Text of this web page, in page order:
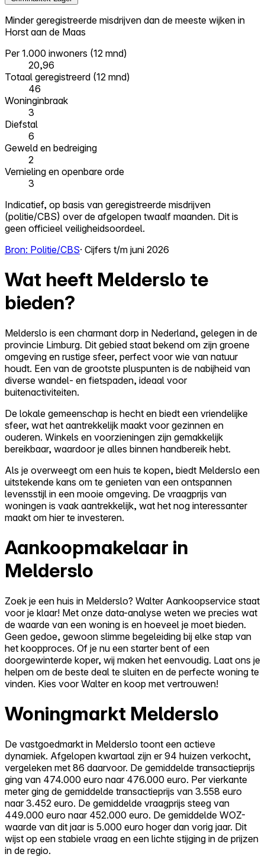
Minder geregistreerde misdrijven dan de meeste wijken in
Horst aan de Maas
Per 1.000 inwoners (12 mnd)
20,96
Totaal geregistreerd (12 mnd)
46
Woninginbraak
3
Diefstal
6
Geweld en bedreiging
2
Vernieling en openbare orde
3
Indicatief, op basis van geregistreerde misdrijven
(politie/CBS) over de afgelopen twaalf maanden. Dit is
geen officieel veiligheidsoordeel.
Bron: Politie/CBS· Cijfers t/m juni 2026
Wat heeft Melderslo te
bieden?
Melderslo is een charmant dorp in Nederland, gelegen in de
provincie Limburg. Dit gebied staat bekend om zijn groene
omgeving en rustige sfeer, perfect voor wie van natuur
houdt. Een van de grootste pluspunten is de nabijheid van
diverse wandel- en fietspaden, ideaal voor
buitenactiviteiten.
De lokale gemeenschap is hecht en biedt een vriendelijke
sfeer, wat het aantrekkelijk maakt voor gezinnen en
ouderen. Winkels en voorzieningen zijn gemakkelijk
bereikbaar, waardoor je alles binnen handbereik hebt.
Als je overweegt om een huis te kopen, biedt Melderslo een
uitstekende kans om te genieten van een ontspannen
levensstijl in een mooie omgeving. De vraagprijs van
woningen is vaak aantrekkelijk, wat het nog interessanter
maakt om hier te investeren.
Aankoopmakelaar in
Melderslo
Zoek je een huis in Melderslo? Walter Aankoopservice staat
voor je klaar! Met onze data-analyse weten we precies wat
de waarde van een woning is en hoeveel je moet bieden.
Geen gedoe, gewoon slimme begeleiding bij elke stap van
het koopproces. Of je nu een starter bent of een
doorgewinterde koper, wij maken het eenvoudig. Laat ons je
helpen om de beste deal te sluiten en de perfecte woning te
vinden. Kies voor Walter en koop met vertrouwen!
Woningmarkt Melderslo
De vastgoedmarkt in Melderslo toont een actieve
dynamiek. Afgelopen kwartaal zijn er 94 huizen verkocht,
vergeleken met 86 daarvoor. De gemiddelde transactieprijs
ging van 474.000 euro naar 476.000 euro. Per vierkante
meter ging de gemiddelde transactieprijs van 3.558 euro
naar 3.452 euro. De gemiddelde vraagprijs steeg van
449.000 euro naar 452.000 euro. De gemiddelde WOZ-
waarde van dit jaar is 5.000 euro hoger dan vorig jaar. Dit
wijst op een stabiele vraag en een lichte stijging in de prijzen
in de regio.